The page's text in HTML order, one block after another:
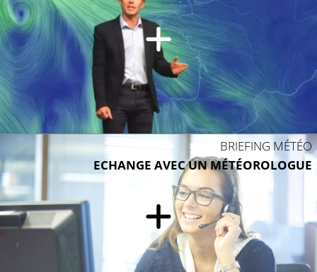
BRIEFING MÉTÉO
ECHANGE AVEC UN MÉTÉOROLOGUE